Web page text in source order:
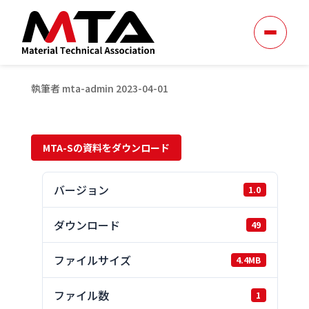
MTA-S Document
執筆者 mta-admin 2023-04-01
MTA-Sの資料をダウンロード
バージョン 1.0
ダウンロード 49
ファイルサイズ 4.4MB
ファイル数 1